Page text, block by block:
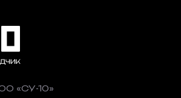
«СУ-10»